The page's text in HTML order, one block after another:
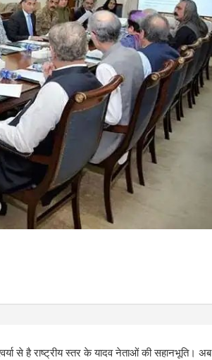
से है राष्ट्रीय स्तर के यादव नेताओं की सहानभूति। अब